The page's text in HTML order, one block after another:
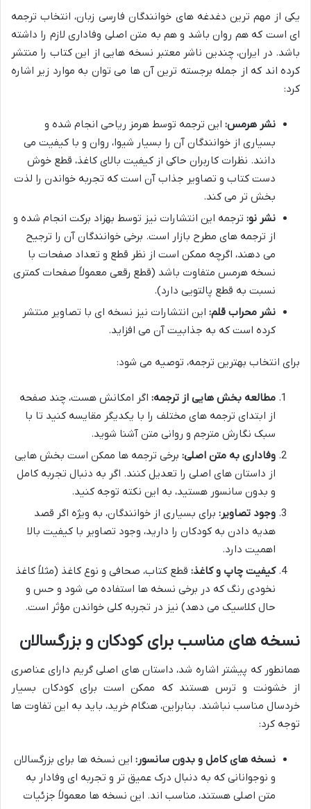
یکی از مهم ترین دغدغه های خوانندگان فارسی زبان، انتخاب ترجمه
ای است که هم روان باشد و هم به متن اصلی وفاداری لازم را داشته
باشد. در ایران، چندین ناشر معتبر نسخه هایی از این کتاب را منتشر
کرده اند که از جمله برجسته ترین آن ها می توان به موارد زیر اشاره
کرد:
نشر هرمس: این ترجمه توسط هرمز ریاحی انجام شده و
بسیاری از خوانندگان آن را بسیار شیوا، روان و با کیفیت می
دانند. نظرات کاربران حاکی از کیفیت بالای کاغذ، قطع خوش
دست کتاب و تصاویر جذاب آن است که تجربه خواندن را لذت
بخش تر می کند.
نشر نو: ترجمه این انتشارات نیز توسط بهزاد برکت انجام شده و
از ترجمه های مطرح بازار است. برخی خوانندگان آن را ترجیح
می دهند، اگرچه ممکن است از نظر قطع و تعداد صفحات با
نسخه هرمس متفاوت باشد (قطع رقعی معمولاً صفحات کمتری
نسبت به قطع پالتویی دارد).
نشر محراب قلم: این انتشارات نیز نسخه ای با تصاویر منتشر
کرده است که به جذابیت آن می افزاید.
برای انتخاب بهترین ترجمه، توصیه می شود:
مطالعه بخش هایی از ترجمه: اگر امکانش هست، چند صفحه
از ابتدای ترجمه های مختلف را با یکدیگر مقایسه کنید تا با
سبک نگارش مترجم و روانی متن آشنا شوید.
وفاداری به متن اصلی: برخی ترجمه ها ممکن است بخش هایی
از داستان های اصلی را تعدیل کنند. اگر به دنبال تجربه کامل
و بدون سانسور هستید، به این نکته توجه کنید.
وجود تصاویر: برای بسیاری از خوانندگان، به ویژه اگر قصد
هدیه دادن به کودکان را دارید، وجود تصاویر با کیفیت بالا
اهمیت دارد.
کیفیت چاپ و کاغذ: قطع کتاب، صحافی و نوع کاغذ (مثلاً کاغذ
نخودی رنگ که در برخی نسخه ها استفاده می شود و حس و
حال کلاسیک می دهد) نیز در تجربه کلی خواندن مؤثر است.
نسخه های مناسب برای کودکان و بزرگسالان
همانطور که پیشتر اشاره شد، داستان های اصلی گریم دارای عناصری
از خشونت و ترس هستند که ممکن است برای کودکان بسیار
خردسال مناسب نباشند. بنابراین، هنگام خرید، باید به این تفاوت ها
توجه کرد:
نسخه های کامل و بدون سانسور: این نسخه ها برای بزرگسالان
و نوجوانانی که به دنبال درک عمیق تر و تجربه ای وفادار به
متن اصلی هستند، مناسب اند. این نسخه ها معمولاً جزئیات